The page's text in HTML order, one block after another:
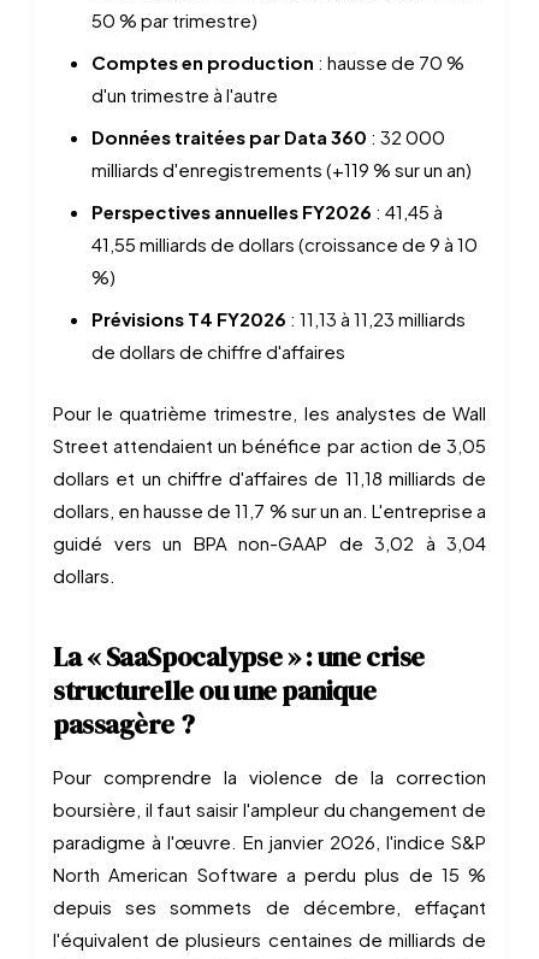
50 % par trimestre)
Comptes en production : hausse de 70 %
d'un trimestre à l'autre
Données traitées par Data 360 : 32 000
milliards d'enregistrements (+119 % sur un an)
Perspectives annuelles FY2026 : 41,45 à
41,55 milliards de dollars (croissance de 9 à 10
%)
Prévisions T4 FY2026 : 11,13 à 11,23 milliards
de dollars de chiffre d'affaires
Pour le quatrième trimestre, les analystes de Wall
Street attendaient un bénéfice par action de 3,05
dollars et un chiffre d'affaires de 11,18 milliards de
dollars, en hausse de 11,7 % sur un an. L'entreprise a
guidé vers un BPA non-GAAP de 3,02 à 3,04
dollars.
La « SaaSpocalypse » : une crise
structurelle ou une panique
passagère ?
Pour comprendre la violence de la correction
boursière, il faut saisir l'ampleur du changement de
paradigme à l'œuvre. En janvier 2026, l'indice S&P
North American Software a perdu plus de 15 %
depuis ses sommets de décembre, effaçant
l'équivalent de plusieurs centaines de milliards de